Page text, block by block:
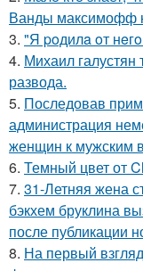
Ванды максимофф
3. "Я poдилa oт
4. Михаил галустян
развода.
5. Последовав
администрация
женщин к мужским
6. Темный цвет от
7. 31-Летняя жена
бэкхем бруклина
после публикации
8. На первый